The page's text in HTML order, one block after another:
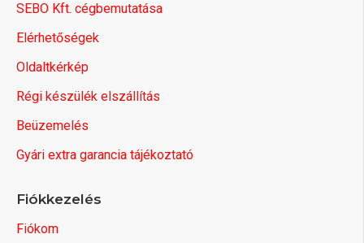
SEBO Kft. cégbemutatása
Elérhetőségek
Oldaltkérkép
Régi készülék elszállítás
Beüzemelés
Gyári extra garancia tájékoztató
Fiókkezelés
Fiókom